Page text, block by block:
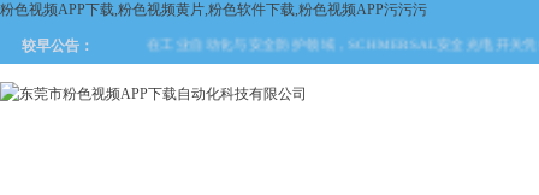
粉色视频APP下载,粉色视频黄片,粉色软件下载,粉色视频APP污污污
较早公告： 在工业自动化与安全防护领域，SCHMERSAL安全光电开关凭